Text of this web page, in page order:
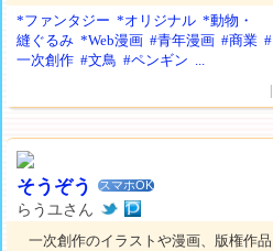
*ファンタジー *オリジナル *動物・
縫ぐるみ *Web漫画 #青年漫画 #商業 #
一次創作 #文鳥 #ペンギン ...
そうぞう スマホOK
らうユさん
一次創作のイラストや漫画、版権作品